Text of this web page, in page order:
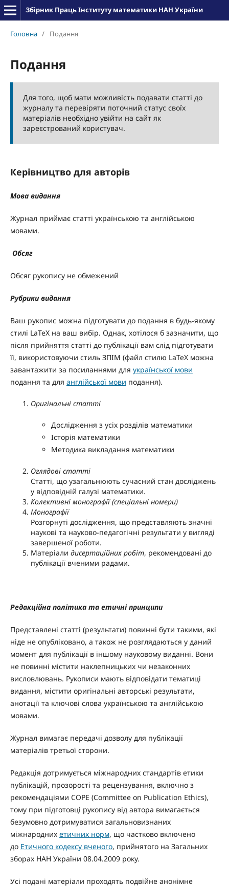
Збірник Праць Інституту математики НАН України
Головна / Подання
Подання
Для того, щоб мати можливість подавати статті до
журналу та перевіряти поточний статус своїх
матеріалів необхідно увійти на сайт як
зареєстрований користувач.
Керівництво для авторів
Мова видання
Журнал приймає статті українською та англійською
мовами.
Обсяг
Обсяг рукопису не обмежений
Рубрики видання
Ваш рукопис можна підготувати до подання в будь-якому
стилі LaTeX на ваш вибір. Однак, хотілося б зазначити, що
після прийняття статті до публікації вам слід підготувати
її, використовуючи стиль ЗПІМ (файл стилю LaTeX можна
завантажити за посиланнями для української мови
подання та для англійської мови подання).
Оригінальні статті
Дослідження з усіх розділів математики
Історія математики
Методика викладання математики
Оглядові статті
Статті, що узагальнюють сучасний стан досліджень
у відповідній галузі математики.
Колективні монографії (спеціальні номери)
Монографії
Розгорнуті дослідження, що представляють значні
наукові та науково-педагогічні результати у вигляді
завершеної роботи.
Матеріали дисертаційних робіт, рекомендовані до
публікації вченими радами.
Редакційна політика та етичні принципи
Представлені статті (результати) повинні бути такими, які
ніде не опубліковано, а також не розглядаються у даний
момент для публікації в іншому науковому виданні. Вони
не повинні містити наклепницьких чи незаконних
висловлювань. Рукописи мають відповідати тематиці
видання, містити оригінальні авторські результати,
анотації та ключові слова українською та англійською
мовами.
Журнал вимагає передачі дозволу для публікації
матеріалів третьої сторони.
Редакція дотримується міжнародних стандартів етики
публікацій, прозорості та рецензування, включно з
рекомендаціями COPE (Committee on Publication Ethics),
тому при підготовці рукопису від автора вимагається
безумовно дотримуватися загальновизнаних
міжнародних етичних норм, що частково включено
до Етичного кодексу вченого, прийнятого на Загальних
зборах НАН України 08.04.2009 року.
Усі подані матеріали проходять подвійне анонімне